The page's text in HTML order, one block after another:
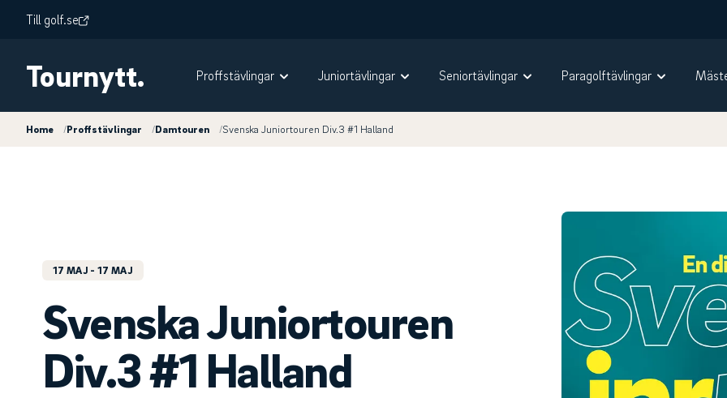
Till golf.se
Tournytt. Proffstävlingar Juniortävlingar Seniortävlingar Paragolftävlingar
Home /Proffstävlingar /Damtouren /Svenska Juniortouren Div.3 #1 Halland
17 MAJ - 17 MAJ
Svenska Juniortouren
Div.3 #1 Halland